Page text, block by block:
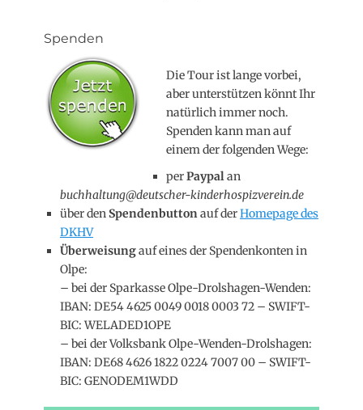
Spenden
Die Tour ist lange vorbei,
aber unterstützen könnt Ihr
natürlich immer noch.
Spenden kann man auf
einem der folgenden Wege:
perPaypalan
buchhaltung@deutscher-kinderhospizverein.de
über denSpendenbuttonauf derHomepage des
DKHV
Überweisungauf eines der Spendenkonten in
Olpe:
– bei der Sparkasse Olpe-Drolshagen-Wenden:
IBAN: DE54 4625 0049 0018 0003 72 – SWIFT-
BIC: WELADED1OPE
– bei der Volksbank Olpe-Wenden-Drolshagen:
IBAN: DE68 4626 1822 0224 7007 00 – SWIFT-
BIC: GENODEM1WDD